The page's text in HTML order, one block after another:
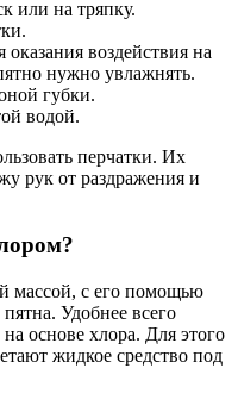
или на тряпку.
воздействия на
нужно увлажнять.
губки.
водой.
перчатки. Их
рук от раздражения и
массой, с его помощью
Удобнее всего
основе хлора. Для этого
жидкое средство под